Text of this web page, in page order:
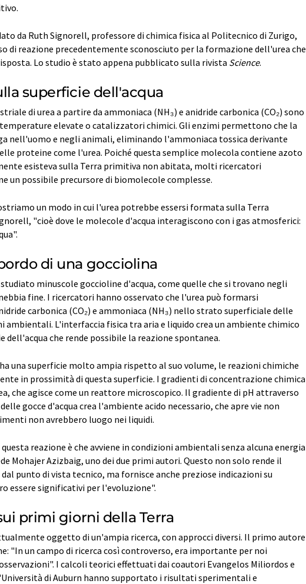
da Ruth Signorell, professore di chimica fisica al Politecnico di Zurigo,
di reazione precedentemente sconosciuto per la formazione dell'urea che
Lo studio è stato appena pubblicato sulla rivista Science.
superficie dell'acqua
di urea a partire da ammoniaca (NH₃) e anidride carbonica (CO₂) sono
temperature elevate o catalizzatori chimici. Gli enzimi permettono che la
nell'uomo e negli animali, eliminando l'ammoniaca tossica derivante
proteine come l'urea. Poiché questa semplice molecola contiene azoto
esisteva sulla Terra primitiva non abitata, molti ricercatori
un possibile precursore di biomolecole complesse.
un modo in cui l'urea potrebbe essersi formata sulla Terra
"cioè dove le molecole d'acqua interagiscono con i gas atmosferici:
di una gocciolina
minuscole goccioline d'acqua, come quelle che si trovano negli
fine. I ricercatori hanno osservato che l'urea può formarsi
carbonica (CO₂) e ammoniaca (NH₃) nello strato superficiale delle
ambientali. L'interfaccia fisica tra aria e liquido crea un ambiente chimico
dell'acqua che rende possibile la reazione spontanea.
una superficie molto ampia rispetto al suo volume, le reazioni chimiche
in prossimità di questa superficie. I gradienti di concentrazione chimica
che agisce come un reattore microscopico. Il gradiente di pH attraverso
gocce d'acqua crea l'ambiente acido necessario, che apre vie non
non avrebbero luogo nei liquidi.
reazione è che avviene in condizioni ambientali senza alcuna energia
Mohajer Azizbaig, uno dei due primi autori. Questo non solo rende il
punto di vista tecnico, ma fornisce anche preziose indicazioni su
essere significativi per l'evoluzione".
primi giorni della Terra
oggetto di un'ampia ricerca, con approcci diversi. Il primo autore
"In un campo di ricerca così controverso, era importante per noi
I calcoli teorici effettuati dai coautori Evangelos Miliordos e
di Auburn hanno supportato i risultati sperimentali e